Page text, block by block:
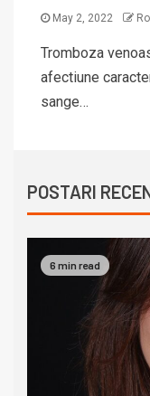
May 2, 2022
Tromboza
afectiune
sange…
POSTARI
6 min read